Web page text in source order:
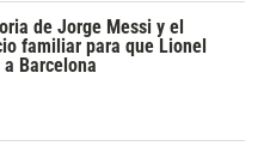
de Jorge Messi y el
familiar para que Lionel
a Barcelona